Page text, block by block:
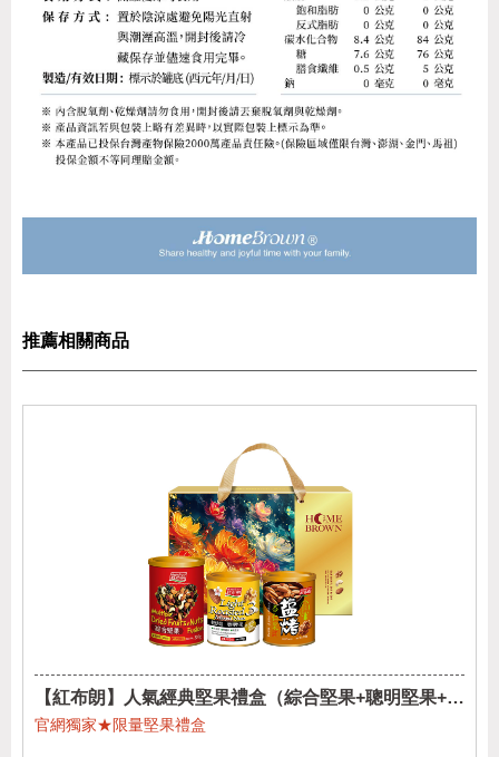
推薦相關商品
【紅布朗】人氣經典堅果禮盒（綜合堅果+聰明堅果+鹽
烤杏仁果)
官網獨家★限量堅果禮盒